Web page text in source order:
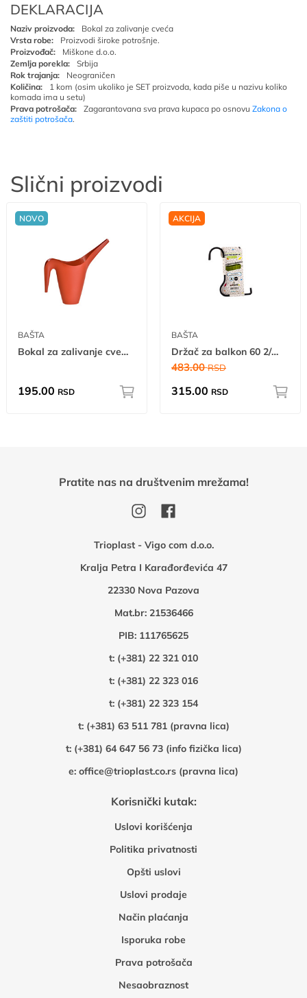
DEKLARACIJA
Naziv proizvoda:
Bokal za zalivanje cveća
Vrsta robe:
Proizvodi široke potrošnje.
Proizvođač:
Miškone d.o.o.
Zemlja porekla:
Srbija
Rok trajanja:
Neograničen
Količina:
1 kom (osim ukoliko je SET proizvoda, kada piše u nazivu koliko
komada ima u setu)
Prava potrošača:
Zagarantovana sva prava kupaca po osnovu Zakona o
zaštiti potrošača.
Slični proizvodi
NOVO
BAŠTA
Bokal za zalivanje cveća
195.00 RSD
AKCIJA
BAŠTA
Držač za balkon 60 2/1 A
483.00RSD
315.00 RSD
Trioplast - Vigo com d.o.o.
Kralja Petra I Karađorđevića 47
22330 Nova Pazova
Mat.br: 21536466
PIB: 111765625
t: (+381) 22 321 010
t: (+381) 22 323 016
t: (+381) 22 323 154
t: (+381) 63 511 781 (pravna lica)
t: (+381) 64 647 56 73 (info fizička lica)
e: office@trioplast.co.rs (pravna lica)
Korisnički kutak:
Uslovi korišćenja
Politika privatnosti
Opšti uslovi
Uslovi prodaje
Način plaćanja
Isporuka robe
Prava potrošača
Nesaobraznost
Pratite nas na društvenim mrežama!